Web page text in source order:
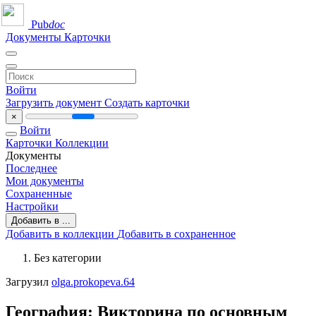
Pubdoc
Документы Карточки
Войти
Загрузить документ Создать карточки
×
Войти
Карточки Коллекции
Документы
Последнее
Мои документы
Сохраненные
Настройки
Добавить в ...
Добавить в коллекции Добавить в сохраненное
Без категории
Загрузил olga.prokopeva.64
География: Викторина по основным